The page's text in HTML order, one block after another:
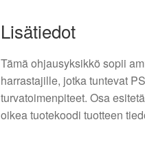
Lisätiedot
Tämä ohjausyksikkö sopii
harrastajille, jotka tuntevat
turvatoimenpiteet. Osa
oikea tuotekoodi tuotteen